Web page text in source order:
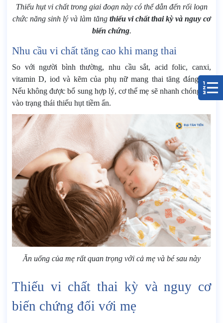
Thiếu hụt vi chất trong giai đoạn này có thể dẫn đến rối loạn
chức năng sinh lý và làm tăng thiếu vi chất thai kỳ và nguy cơ
biến chứng.
Nhu cầu vi chất tăng cao khi mang thai
So với người bình thường, nhu cầu sắt, acid folic, canxi,
vitamin D, iod và kẽm của phụ nữ mang thai tăng đáng kể.
Nếu không được bổ sung hợp lý, cơ thể mẹ sẽ nhanh chóng rơi
vào trạng thái thiếu hụt tiềm ẩn.
Ăn uống của mẹ rất quan trọng với cả mẹ và bé sau này
Thiếu vi chất thai kỳ và nguy cơ
biến chứng đối với mẹ